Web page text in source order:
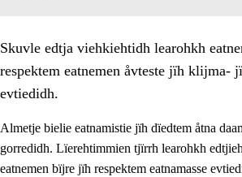
Skuvle edtja viehkiehtidh learohkh
respektem eatnemen åvteste jïh klijma-
evtiedidh.
Almetje bielie eatnamistie jïh dïedtem åtna
gorredidh. Lïerehtimmien tjïrrh learohkh
eatnemen bïjre jïh respektem eatnamasse